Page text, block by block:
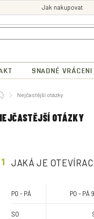
Jak nakupovat
SNADNÉ VRÁCENI
DomůNejčastější otázky
OTÁZKY
JAKÁ JE
PO - PÁ PO - PÁ
SO